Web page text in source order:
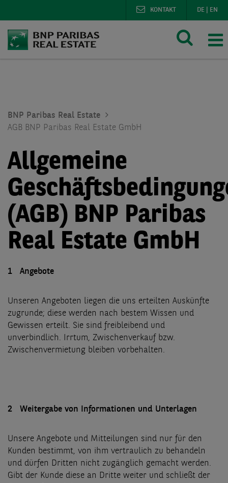
DE EN
KONTAKT
BNP Paribas Real Estate
AGB BNP Paribas Real Estate GmbH
Allgemeine
(AGB) BNP Paribas
Real Estate GmbH
1 Angebote
Unseren Angeboten liegen die uns erteilten Auskünfte
zugrunde; diese werden nach bestem Wissen und
Gewissen erteilt. Sie sind freibleibend und
unverbindlich. Irrtum, Zwischenverkauf bzw.
Zwischenvermietung bleiben vorbehalten.
2 Weitergabe von Informationen und Unterlagen
Unsere Angebote und Mitteilungen sind nur für den
Kunden bestimmt, von ihm vertraulich zu behandeln
und dürfen Dritten nicht zugänglich gemacht werden.
Gibt der Kunde diese an Dritte weiter und schließt der